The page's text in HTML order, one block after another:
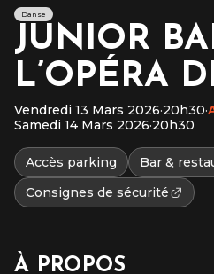
Danse
JUNIOR
L’OPÉRA
Vendredi 13 Mars 2026·20h30·
Samedi 14 Mars 2026·20h30
Accès parking
Bar &
Consignes de sécurité
À PROPOS